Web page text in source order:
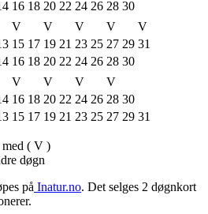
16 18 20 22 24 26 28 30
V V V V
V
15 17 19 21 23 25 27 29 31
16 18 20 22 24 26 28 30
V V V
V
16 18 20 22 24 26 28 30
15 17 19 21 23 25 27 29 31
med ( V )
døgn
på Inatur.no. Det selges 2 døgnkort